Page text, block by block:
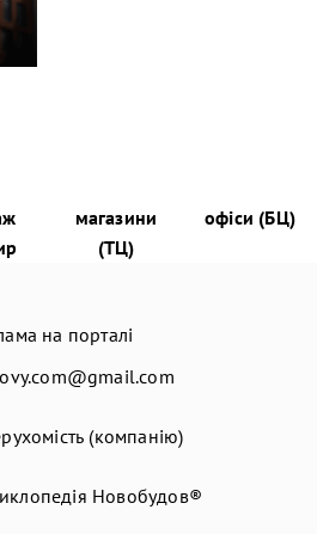
магазини
(ТЦ)
офіси (БЦ)
на порталі
(компанію)
Новобудов®